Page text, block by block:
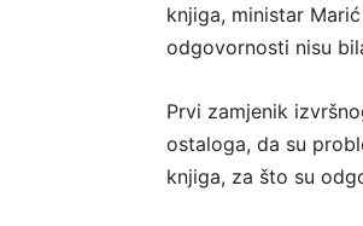
knjiga, ministar
odgovornosti nisu
Prvi zamjenik
ostaloga, da su
knjiga, za što su